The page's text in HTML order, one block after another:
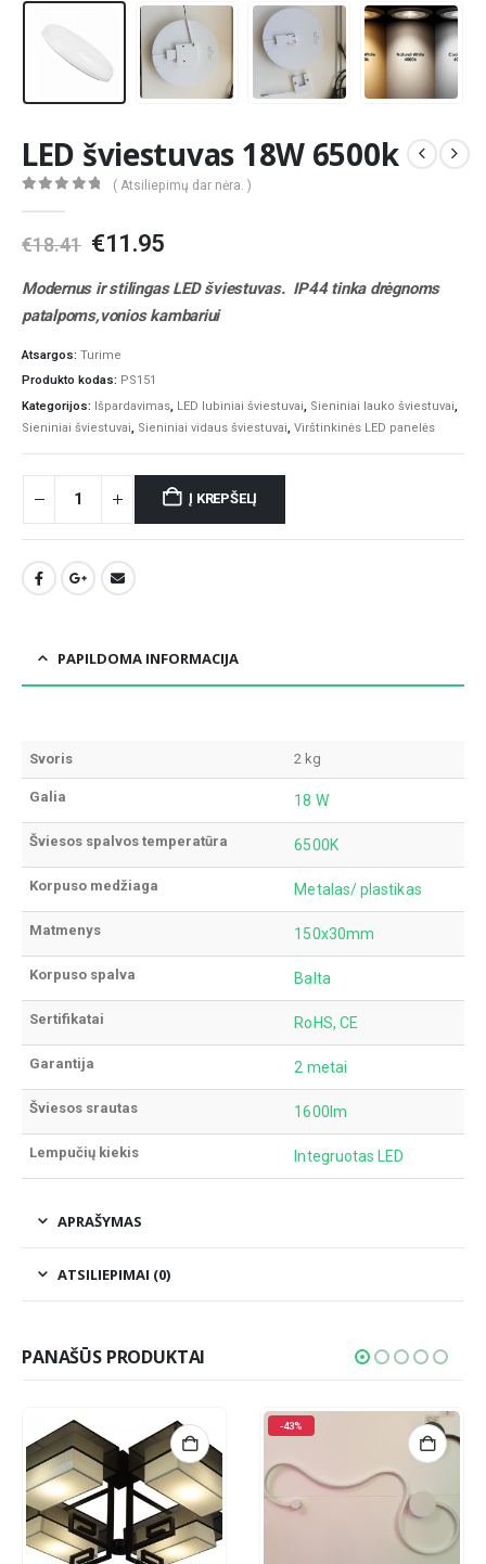
LED šviestuvas 18W 6500k
( Atsiliepimų dar nėra. )
€18.41 Original
was:
€18.41.
€11.95Current
is:
€11.95.
Modernus ir stilingas LED šviestuvas. IP44 tinka drėgnoms
patalpoms,vonios kambariui
Atsargos: Turime
Produkto kodas: PS151
Kategorijos: Išpardavimas, LED lubiniai šviestuvai, Sieniniai lauko šviestuvai,
Sieniniai šviestuvai, Sieniniai vidaus šviestuvai, Virštinkinės LED panelės
Į KREPŠELĮ
PAPILDOMA INFORMACIJA
Svoris 2 kg
Galia 18 W
Šviesos spalvos temperatūra 6500K
Korpuso medžiaga Metalas/ plastikas
Matmenys 150x30mm
Korpuso spalva Balta
Sertifikatai RoHS, CE
Garantija 2 metai
Šviesos srautas 1600lm
Lempučių kiekis Integruotas LED
APRAŠYMAS
ATSILIEPIMAI (0)
PANAŠŪS PRODUKTAI
-43% -11%